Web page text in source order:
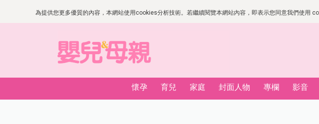
為提供您更多優質的內容，本網站使用cookies分析技術。若繼續閱覽本網站內容，即表示您同意我們使用
懷孕 育兒 家庭 封面人物 專欄 影音